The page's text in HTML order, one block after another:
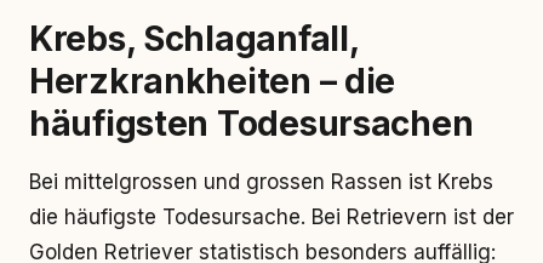
Krebs, Schlaganfall,
Herzkrankheiten – die
häufigsten Todesursachen
Bei mittelgrossen und grossen Rassen ist Krebs
die häufigste Todesursache. Bei Retrievern ist der
Golden Retriever statistisch besonders auffällig: